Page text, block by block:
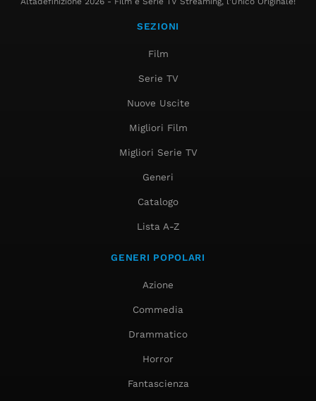
SEZIONI
Film
Serie TV
Nuove Uscite
Migliori Film
Migliori Serie TV
Generi
Catalogo
Lista A-Z
GENERI POPOLARI
Azione
Commedia
Drammatico
Horror
Fantascienza